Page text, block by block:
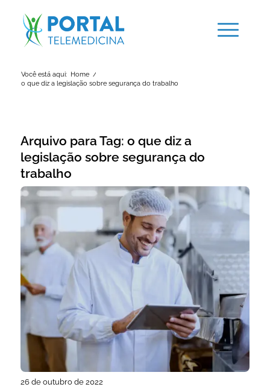
Você está aqui: Home /
o que diz a legislação sobre segurança do trabalho
Arquivo para Tag: o que diz a
legislação sobre segurança do
trabalho
26 de outubro de 2022